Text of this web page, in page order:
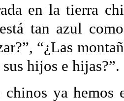
en la tierra
tan azul
“¿Las
hijos e hijas?”.
ya hemos